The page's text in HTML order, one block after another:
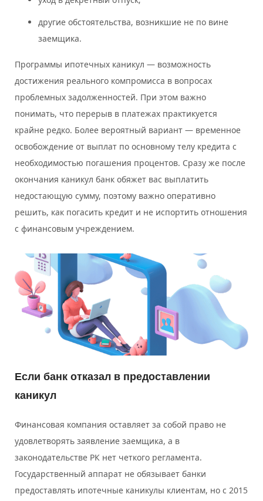
другие обстоятельства, возникшие не по вине
заемщика.
Программы ипотечных каникул — возможность
достижения реального компромисса в вопросах
проблемных задолженностей. При этом важно
понимать, что перерыв в платежах практикуется
крайне редко. Более вероятный вариант — временное
освобождение от выплат по основному телу кредита с
необходимостью погашения процентов. Сразу же после
окончания каникул банк обяжет вас выплатить
недостающую сумму, поэтому важно оперативно
решить, как погасить кредит и не испортить отношения
с финансовым учреждением.
Если банк отказал в предоставлении
каникул
Финансовая компания оставляет за собой право не
удовлетворять заявление заемщика, а в
законодательстве РК нет четкого регламента.
Государственный аппарат не обязывает банки
предоставлять ипотечные каникулы клиентам, но с 2015